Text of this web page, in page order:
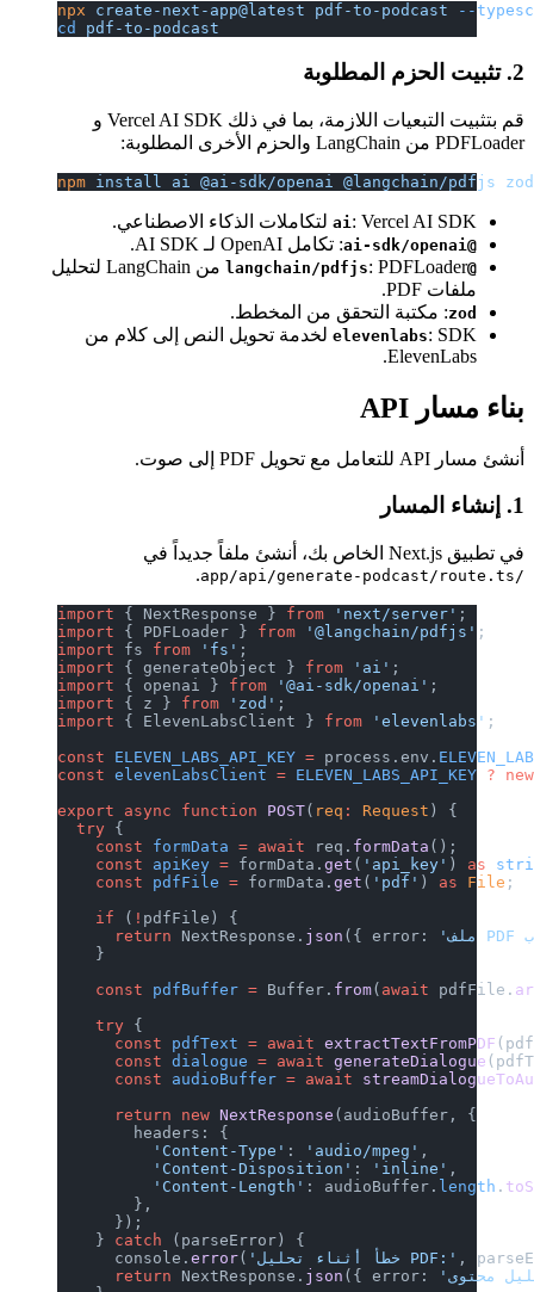
npx create-next-app@latest pdf-to-podcast
--
cd pdf-to-podcast
2. تثبيت الحزم المطلوبة
قم بتثبيت التبعيات اللازمة، بما في ذلك Vercel AI SDK و
PDFLoader من LangChain والحزم الأخرى المطلوبة:
npm install ai @ai-sdk/openai @langchain/pdfjs
ai : Vercel AI SDK لتكاملات الذكاء الاصطناعي.
: تكامل OpenAI لـ AI SDK.
: PDFLoader من LangChain لتحليل
ملفات PDF.
zod: مكتبة التحقق من المخطط.
elevenlabs: SDK لخدمة تحويل النص إلى كلام من
ElevenLabs.
بناء مسار API
أنشئ مسار API للتعامل مع تحويل PDF إلى صوت.
في تطبيق Next.js الخاص بك، أنشئ ملفاً جديداً في
.
import { NextResponse } from 'next/server'
import { PDFLoader } from '@langchain/pdfjs'
import fs from 'fs'
import { generateObject } from 'ai'
import { openai } from '@ai-sdk/openai'
import { z } from 'zod'
import { ElevenLabsClient } from 'elevenlabs'
const ELEVEN_LABS_API_KEY = process.env.
const elevenLabsClient = ELEVEN_LABS_API_KEY ?
export async function POST (req Request
) {
  try
{
    const
formData = await req.formData ();
    const
apiKey = formData.get ( 'api_key' ) as
    const
pdfFile = formData.get ( 'pdf' ) as File
    if
( !pdfFile) {
      return
NextResponse. json ({ error:
    }
    const
pdfBuffer = Buffer. from (await pdfFile.
    try
{
      const
pdfText = await extractTextFromPDF
      const
dialogue = await generateDialogue
      const
audioBuffer = await
      return
new NextResponse (audioBuffer, {
        headers: {
          'Content-Type'
: 'audio/mpeg'
          'Content-Disposition'
: 'inline'
          'Content-Length'
: audioBuffer. length .
        },
      });
    }
catch
(parseError) {
      console.
error ( 'خطأ أثناء تحليل PDF:'
,
      return
NextResponse. json ({ error: